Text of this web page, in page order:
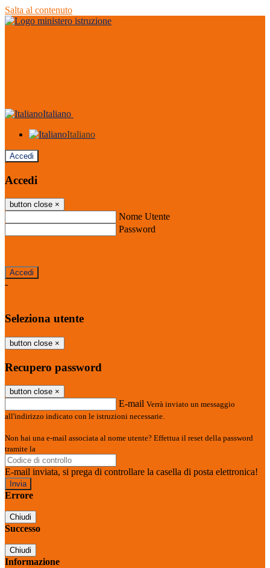
Salta al contenuto
Italiano
Italiano
Accedi
Accedi
button close ×
Nome Utente
Password
-
Seleziona utente
button close ×
Recupero password
button close ×
E-mail Verrà inviato un messaggio
all'indirizzo indicato con le istruzioni necessarie.
Non hai una e-mail associata al nome utente? Effettua il reset della password
tramite la
E-mail inviata, si prega di controllare la casella di posta elettronica!
Errore
Chiudi
Successo
Chiudi
Informazione